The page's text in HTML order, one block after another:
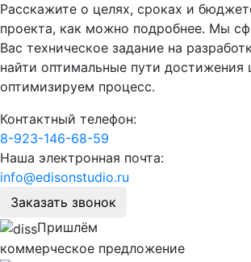
Расскажите о целях, сроках и
проекта, как можно подробнее. Мы
Вас техническое задание на
найти оптимальные пути достижения
оптимизируем процесс.
Контактный телефон:
8-923-146-68-59
Наша электронная почта:
info@edisonstudio.ru
Заказать звонок
Пришлём
коммерческое предложение